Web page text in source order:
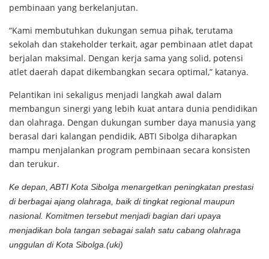
pembinaan yang berkelanjutan.
“Kami membutuhkan dukungan semua pihak, terutama
sekolah dan stakeholder terkait, agar pembinaan atlet dapat
berjalan maksimal. Dengan kerja sama yang solid, potensi
atlet daerah dapat dikembangkan secara optimal,” katanya.
Pelantikan ini sekaligus menjadi langkah awal dalam
membangun sinergi yang lebih kuat antara dunia pendidikan
dan olahraga. Dengan dukungan sumber daya manusia yang
berasal dari kalangan pendidik, ABTI Sibolga diharapkan
mampu menjalankan program pembinaan secara konsisten
dan terukur.
Ke depan, ABTI Kota Sibolga menargetkan peningkatan prestasi
di berbagai ajang olahraga, baik di tingkat regional maupun
nasional. Komitmen tersebut menjadi bagian dari upaya
menjadikan bola tangan sebagai salah satu cabang olahraga
unggulan di Kota Sibolga.(uki)